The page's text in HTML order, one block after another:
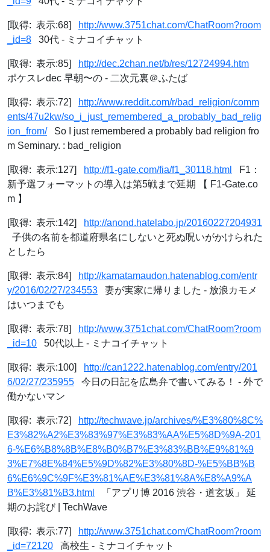
[取得: 表示:68]
http://www.3751chat.com/ChatRoom?room
_id=8 30代 - ミナコイチャット
[取得: 表示:85]
http://dec.2chan.net/b/res/12724994.htm
ポケスレdec 早朝〜の - 二次元裏＠ふたば
[取得: 表示:72]
http://www.reddit.com/r/bad_religion/comm
ents/47u2kw/so_i_just_remembered_a_probably_bad_relig
ion_from/So I just remembered a probably bad religion fro
m Seminary. : bad_religion
[取得: 表示:127] http://f1-gate.com/fia/f1_30118.html
F1：
新予選フォーマットの導入は第5戦まで延期 【 F1-Gate.co
m 】
[取得: 表示:142]
http://anond.hatelabo.jp/20160227204931
子供の名前を都道府県名にしないと死ぬ呪いがかけられた
としたら
[取得: 表示:84]
http://kamatamaudon.hatenablog.com/entr
y/2016/02/27/234553 妻が実家に帰りました - 放浪カモメ
はいつまでも
[取得: 表示:78]
http://www.3751chat.com/ChatRoom?room
_id=10 50代以上 - ミナコイチャット
[取得: 表示:100]
http://can1222.hatenablog.com/entry/201
6/02/27/235955 今日の日記を広島弁で書いてみる！ - 外で
働かないマン
[取得: 表示:72]
http://techwave.jp/archives/%E3%80%8C%
E3%82%A2%E3%83%97%E3%83%AA%E5%8D%9A-201
6-%E6%B8%8B%E8%B0%B7%E3%83%BB%E9%81%9
3%E7%8E%84%E5%9D%82%E3%80%8D-%E5%BB%B
6%E6%9C%9F%E3%81%AE%E3%81%8A%E8%A9%A
B%E3%81%B3.html
「アプリ博 2016 渋谷・道玄坂」 延
期のお詫び | TechWave
[取得: 表示:77]
http://www.3751chat.com/ChatRoom?room
_id=72120 高校生 - ミナコイチャット